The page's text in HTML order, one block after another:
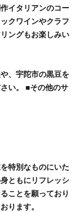
イタリアンのコー
クワインやクラフ
ングもお楽しみい
、宇陀市の黒豆を
い。 ■その他のサ
特別なものにいた
ともにリフレッシ
ことを願っており
ります。